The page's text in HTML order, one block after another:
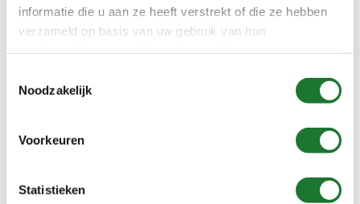
informatie die u aan ze heeft verstrekt of die ze hebben
verzameld op basis van uw gebruik van hun
Noodzakelijk
Voorkeuren
Statistieken
Type VHC